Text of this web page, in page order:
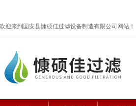
欢迎来到固安县慷硕佳过滤设备制造有限公司网站！